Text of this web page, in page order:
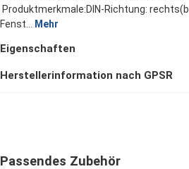
Produktmerkmale:DIN-Richtung:
Fenst…
Mehr
Eigenschaften
Herstellerinformation nach GPSR
Produktgalerie überspringen
Passendes Zubehör